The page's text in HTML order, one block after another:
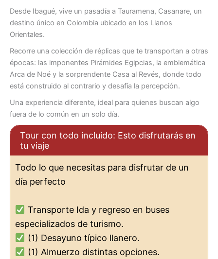
Desde Ibagué, vive un pasadía a Tauramena, Casanare, un
destino único en Colombia ubicado en los Llanos
Orientales.
Recorre una colección de réplicas que te transportan a otras
épocas: las imponentes Pirámides Egipcias, la emblemática
Arca de Noé y la sorprendente Casa al Revés, donde todo
está construido al contrario y desafía la percepción.
Una experiencia diferente, ideal para quienes buscan algo
fuera de lo común en un solo día.
Tour con todo incluido: Esto disfrutarás en
tu viaje
Todo lo que necesitas para disfrutar de un
día perfecto
Transporte Ida y regreso en buses
especializados de turismo.
(1) Desayuno típico llanero.
(1) Almuerzo distintas opciones.